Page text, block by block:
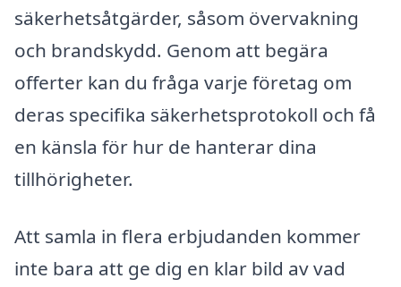
säkerhetsåtgärder, såsom övervakning
och brandskydd. Genom att begära
offerter kan du fråga varje företag om
deras specifika säkerhetsprotokoll och få
en känsla för hur de hanterar dina
tillhörigheter.
Att samla in flera erbjudanden kommer
inte bara att ge dig en klar bild av vad